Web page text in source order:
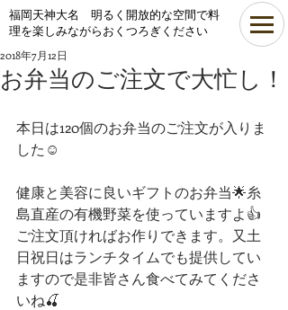
​福岡天神大名 明るく開放的な空間で料
理を楽しみながらおくつろぎください
お弁当のご注文で大忙し！
2018年7月12日
本日は120個のお弁当のご注文が入りま
した☺
健康と美容に良いギフトのお弁当🌟糸
島直産の有機野菜を使っていますよ👍
ご注文頂ければお作りできます。又土
日祝日はランチタイムでも提供してい
ますので是非皆さん食べてみてくださ
いね🍒